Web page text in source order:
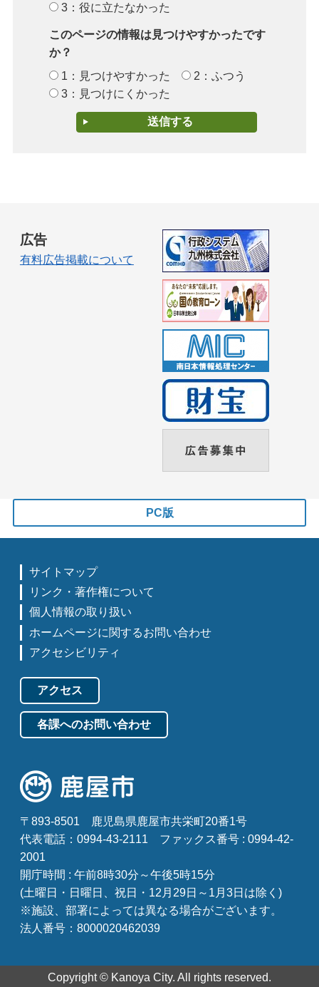
3：役に立たなかった
このページの情報は見つけやすかったです
か？
1：見つけやすかった
2：ふつう
3：見つけにくかった
広告
有料広告掲載について
PC版
サイトマップ
リンク・著作権について
個人情報の取り扱い
ホームページに関するお問い合わせ
アクセシビリティ
アクセス
各課へのお問い合わせ
〒893-8501
鹿児島県鹿屋市共栄町20番1号
代表電話：0994-43-2111
ファックス番号 : 0994-42-
2001
開庁時間 : 午前8時30分～午後5時15分
(土曜日・日曜日、祝日・12月29日～1月3日は除く)
※施設、部署によっては異なる場合がございます。
法人番号：8000020462039
Copyright © Kanoya City. All rights reserved.